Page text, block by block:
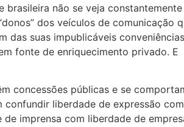
brasileira não se veja constantemente
dos veículos de comunicação
das suas impublicáveis
fonte de enriquecimento privado. E
concessões públicas e se
liberdade de expressão com
imprensa com liberdade de